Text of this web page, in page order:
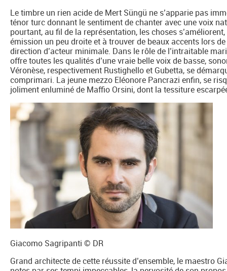
Le timbre un rien acide de Mert Süngü ne s’apparie pas
ténor turc donnant le sentiment de chanter avec une voix
pourtant, au fil de la représentation, les choses
émission un peu droite et à trouver de beaux accents lors
direction d’acteur minimale. Dans le rôle de l’intraitable
offre toutes les qualités d’une vraie belle voix de basse,
Véronèse, respectivement Rustighello et Gubetta, se
comprimari. La jeune mezzo Eléonore Pancrazi enfin, se
joliment enluminé de Maffio Orsini, dont la tessiture
Giacomo Sagripanti © DR
Grand architecte de cette réussite d’ensemble, le maestro